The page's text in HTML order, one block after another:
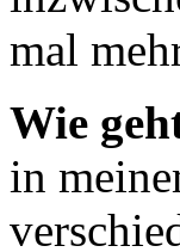
mal
Wie
in